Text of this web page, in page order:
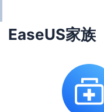
EaseUS家族